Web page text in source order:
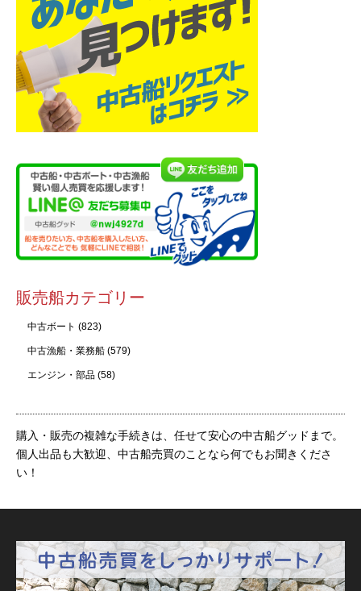
販売船カテゴリー
中古ボート (823)
中古漁船・業務船 (579)
エンジン・部品 (58)
購入・販売の複雑な手続きは、任せて安心の中古船グッドまで。
個人出品も大歓迎、中古船売買のことなら何でもお聞きくださ
い！